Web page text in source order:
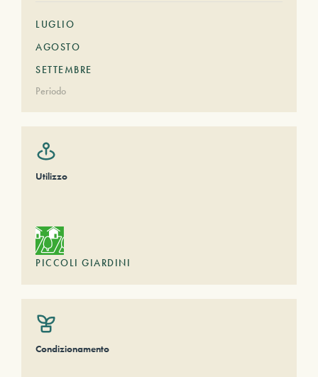
LUGLIO
AGOSTO
SETTEMBRE
Periodo
Utilizzo
PICCOLI GIARDINI
Condizionamento